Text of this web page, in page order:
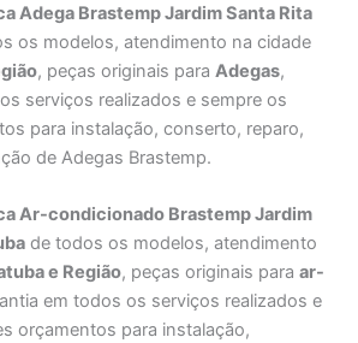
Adega Brastemp Jardim Santa Rita
os modelos, atendimento na cidade
, peças originais paraAdegas,
serviços realizados e sempre os
para instalação, conserto, reparo,
de Adegas Brastemp.
Ar-condicionado Brastemp Jardim
de todos os modelos, atendimento
e Região, peças originais paraar-
em todos os serviços realizados e
orçamentos para instalação,